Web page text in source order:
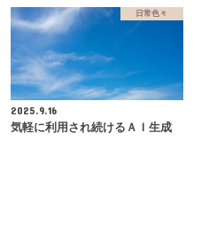
日常色々
2025.9.16
気軽に利用され続けるＡＩ生成